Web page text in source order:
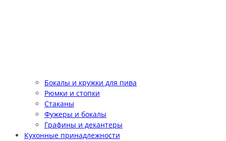
Бокалы и кружки для пива
Рюмки и стопки
Стаканы
Фужеры и бокалы
Графины и декантеры
Кухонные принадлежности